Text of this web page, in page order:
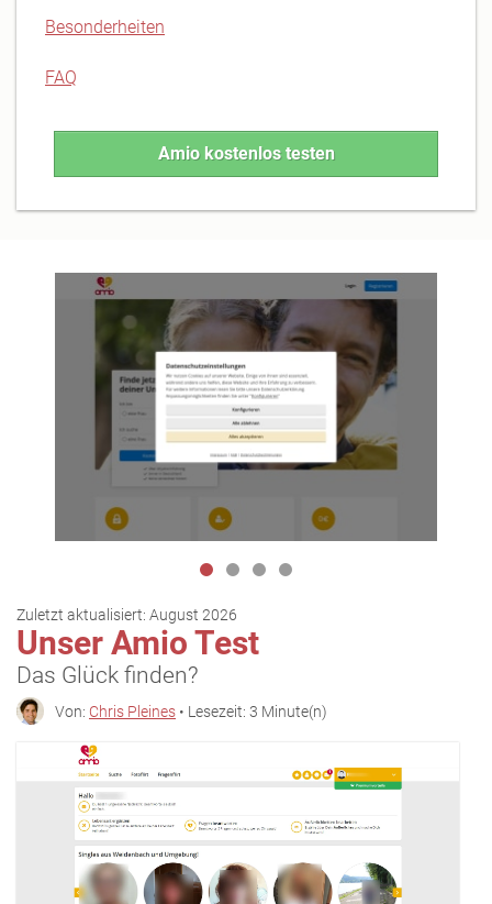
Besonderheiten
FAQ
Amio kostenlos testen
Zuletzt aktualisiert: August 2026
Unser Amio Test
Das Glück finden?
Von: Chris Pleines • Lesezeit: 3 Minute(n)